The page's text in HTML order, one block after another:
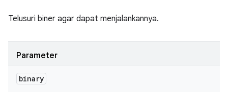
Telusuri biner agar dapat menjalankannya.
Parameter
binary